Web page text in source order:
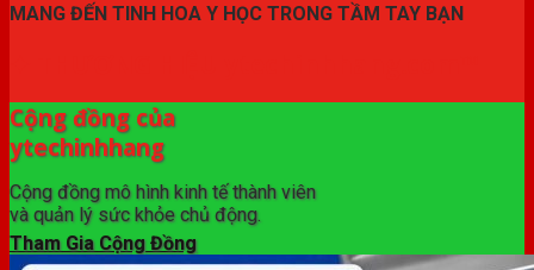
MANG ĐẾN TINH HOA Y HỌC TRONG TẦM TAY BẠN
Cộng đồng của
ytechinhhang
Cộng đồng mô hình kinh tế thành viên
và quản lý sức khỏe chủ động.
Tham Gia Cộng Đồng